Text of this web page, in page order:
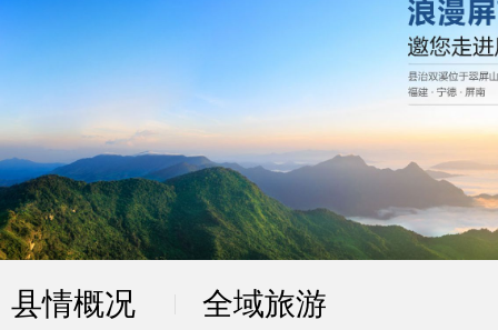
县情概况 全域旅游